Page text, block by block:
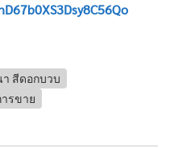
สีดอกบวบ
รขาย